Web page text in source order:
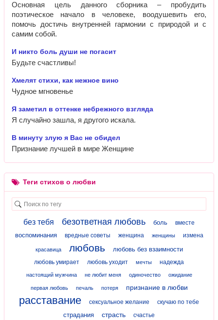
Основная цель данного сборника – пробудить
поэтическое начало в человеке, воодушевить его,
помочь достичь внутренней гармонии с природой и с
самим собой.
И никто боль души не погасит
Будьте счастливы!
Хмелят стихи, как нежное вино
Чудное мгновенье
Я заметил в оттенке небрежного взгляда
Я случайно зашла, я другого искала.
В минуту злую я Вас не обидел
Признание лучшей в мире Женщине
Теги стихов о любви
без тебя безответная любовь боль вместе
воспоминания вредные советы женщина женщины измена
красавица любовь любовь без взаимности
любовь умирает любовь уходит мечты надежда
настоящий мужчина не любит меня одиночество ожидание
первая любовь печаль потеря признание в любви
расставание сексуальное желание скучаю по тебе
страдания страсть счастье